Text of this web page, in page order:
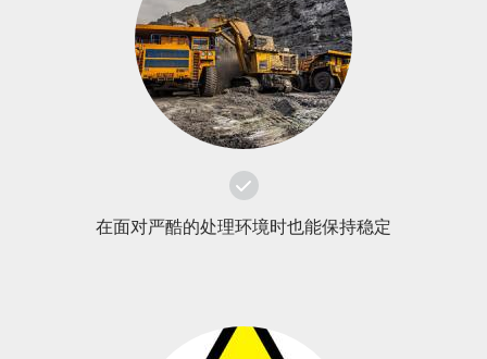
在面对严酷的处理环境时也能保持稳定